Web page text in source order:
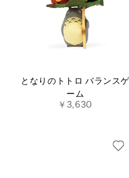
となりのトトロ バランスゲ
ーム
￥3,630